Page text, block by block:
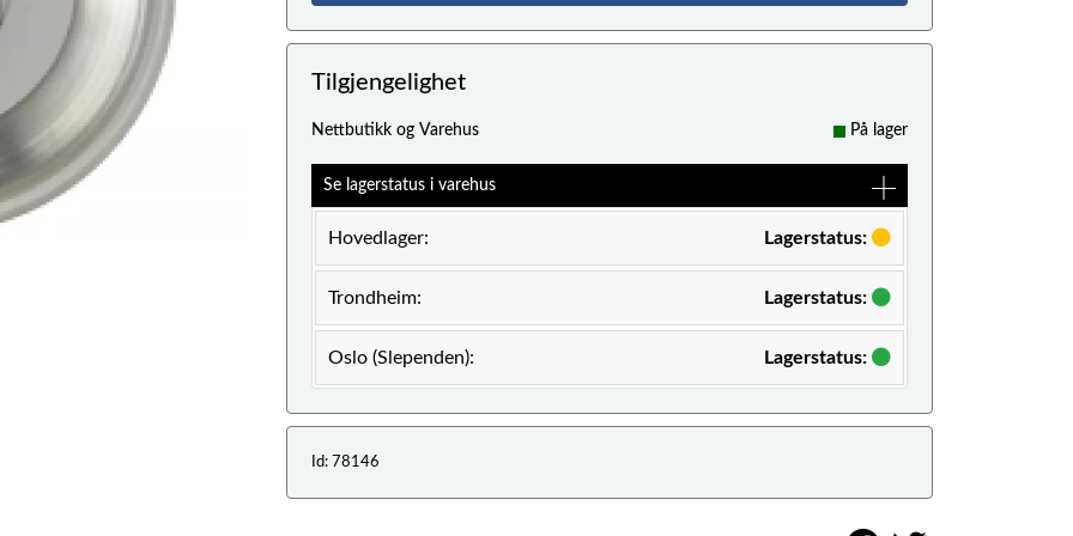
Tilgjengelighet
Nettbutikk og Varehus På lager
Se lagerstatus i varehus
Hovedlager: Lagerstatus:
Trondheim: Lagerstatus:
Oslo (Slependen): Lagerstatus:
Id: 78146